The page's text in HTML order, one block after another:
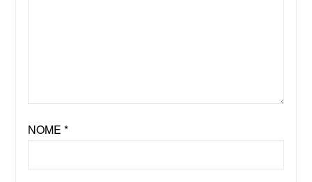
NOME *